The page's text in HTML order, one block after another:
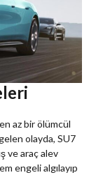
az bir ölümcül
olayda, SU7
ve araç alev
engeli algılayıp